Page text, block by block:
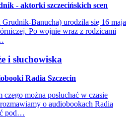
- aktorki szczecińskich scen
Banucha) urodziła się 16 maja
Po wojnie wraz z rodzicami
i słuchowiska
Radia Szczecin
można posłuchać w czasie
o audiobookach Radia
pod…